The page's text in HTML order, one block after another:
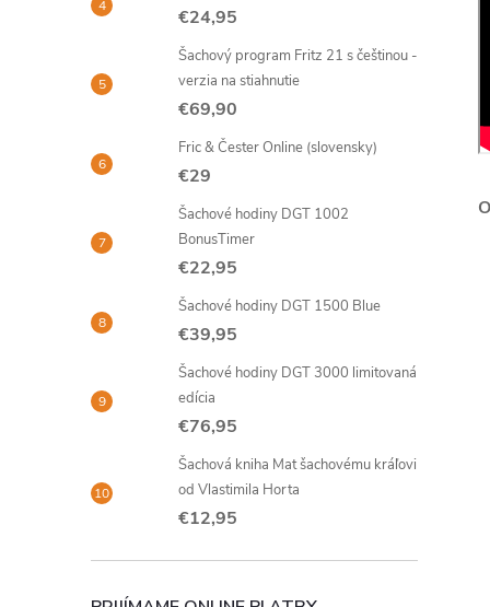
€24,95
Šachový program Fritz 21 s češtinou -
verzia na stiahnutie
€69,90
Fric & Čester Online (slovensky)
€29
Šachové hodiny DGT 1002
BonusTimer
€22,95
Šachové hodiny DGT 1500 Blue
€39,95
Šachové hodiny DGT 3000 limitovaná
edícia
€76,95
Šachová kniha Mat šachovému kráľovi
od Vlastimila Horta
€12,95